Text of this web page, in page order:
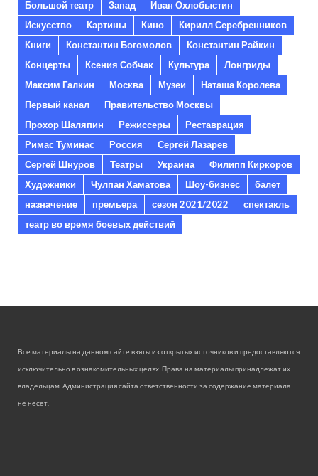
Большой театр
Запад
Иван Охлобыстин
Искусство
Картины Кино
Кирилл Серебренников
Книги
Константин Богомолов
Константин Райкин
Концерты
Ксения Собчак Культура
Лонгриды
Максим Галкин
Москва Музеи
Наташа Королева
Первый канал
Правительство Москвы
Прохор Шаляпин
Режиссеры
Реставрация
Римас Туминас
Россия
Сергей Лазарев
Сергей Шнуров
Театры Украина
Филипп Киркоров
Художники
Чулпан Хаматова Шоу-бизнес
балет
назначение
премьера сезон 2021/2022
спектакль
театр во время боевых действий
Все материалы на данном сайте взяты из открытых источников и предоставляются
исключительно в ознакомительных целях. Права на материалы принадлежат их
владельцам. Администрация сайта ответственности за содержание материала
не несет.